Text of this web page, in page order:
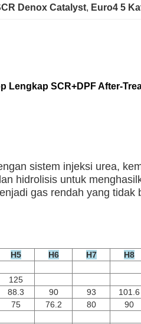
Denox Catalyst, Euro4 5
Lengkap SCR+DPF After-
sistem injeksi urea,
hidrolisis untuk
gas rendah yang
H5 H6 H7 H8
125
88.3 90 93 101.6
75 76.2 80 90